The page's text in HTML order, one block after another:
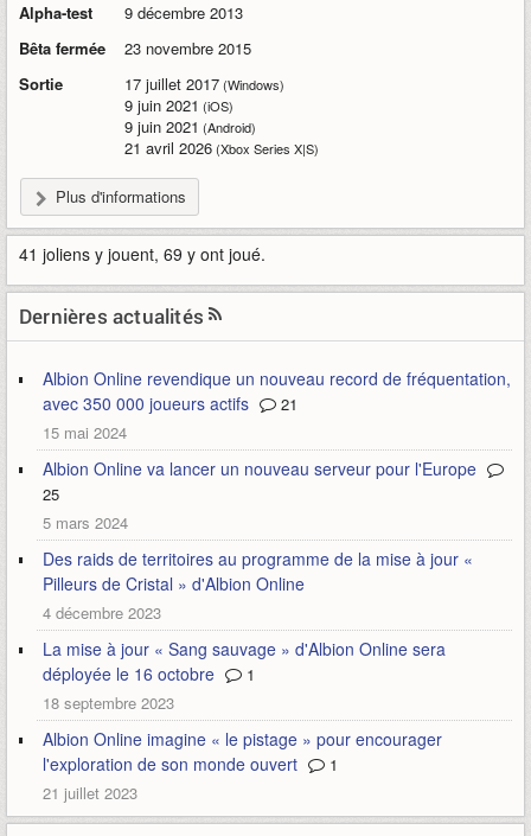
Alpha-test
9 décembre 2013
Bêta fermée
23 novembre 2015
Sortie
17 juillet 2017(Windows)
9 juin 2021 (iOS)
9 juin 2021 (Android)
21 avril 2026(Xbox Series X|S)
Plus d'informations
41 joliens y jouent, 69 y ont joué.
Dernières actualités
Albion Online revendique un nouveau record de fréquentation,
avec 350 000 joueurs actifs
21
15 mai 2024
Albion Online va lancer un nouveau serveur pour l'Europe
25
5 mars 2024
Des raids de territoires au programme de la mise à jour «
Pilleurs de Cristal » d'Albion Online
4 décembre 2023
La mise à jour « Sang sauvage » d'Albion Online sera
déployée le 16 octobre
1
18 septembre 2023
Albion Online imagine « le pistage » pour encourager
l'exploration de son monde ouvert
1
21 juillet 2023